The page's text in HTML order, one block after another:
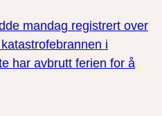
mandag registrert over
i
har avbrutt ferien for å